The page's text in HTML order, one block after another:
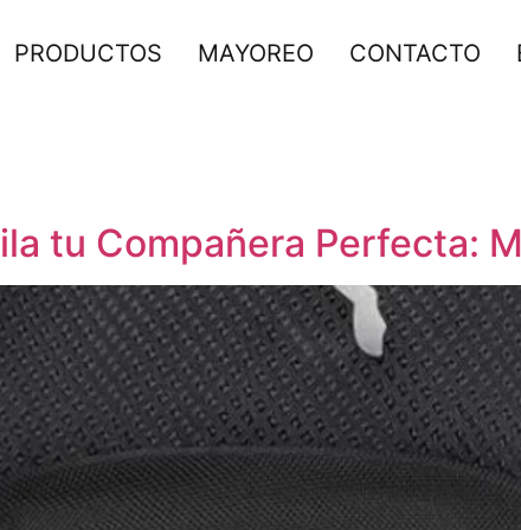
PRODUCTOS MAYOREO CONTACTO
tu Compañera Perfecta: